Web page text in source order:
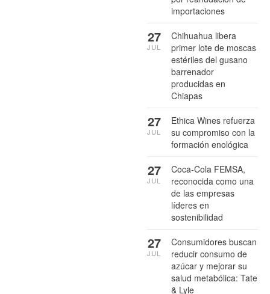
importaciones
Chihuahua libera
primer lote de moscas
estériles del gusano
barrenador
producidas en
Chiapas
27
JUL
Ethica Wines refuerza
su compromiso con la
formación enológica
27
JUL
Coca-Cola FEMSA,
reconocida como una
de las empresas
líderes en
sostenibilidad
27
JUL
Consumidores buscan
reducir consumo de
azúcar y mejorar su
salud metabólica: Tate
& Lyle
27
JUL